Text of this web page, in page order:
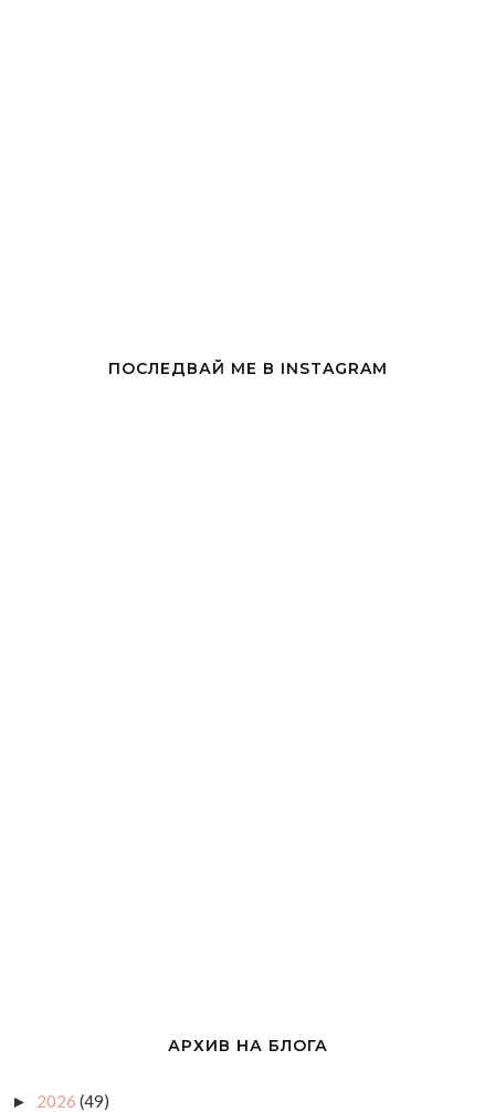
ПОСЛЕДВАЙ МЕ В INSTAGRAM
АРХИВ НА БЛОГА
► 2026 (49)